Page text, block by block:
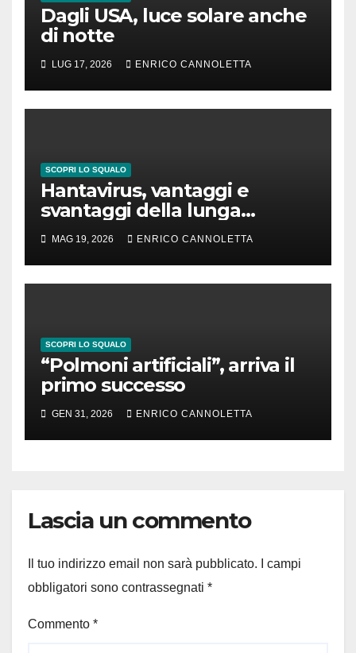
Dagli USA, luce solare anche
di notte
LUG 17, 2026 ENRICO CANNOLETTA
SCOPRI LO SQUALO
Hantavirus, vantaggi e
svantaggi della lunga
incubazione
MAG 19, 2026 ENRICO CANNOLETTA
SCOPRI LO SQUALO
“Polmoni artificiali”, arriva il
primo successo
GEN 31, 2026 ENRICO CANNOLETTA
Lascia un commento
Il tuo indirizzo email non sarà pubblicato.
I campi
obbligatori sono contrassegnati *
Commento *